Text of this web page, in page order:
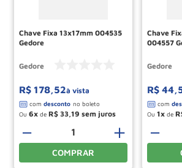
Chave Fixa 13x17mm 004535
Gedore
Gedore
R$ 178 52à vista
Ou 6 de R$ 33 19
＋
－
COMPRAR
Chave
004557
Gedore
R$ 44
Ou 1 de
－